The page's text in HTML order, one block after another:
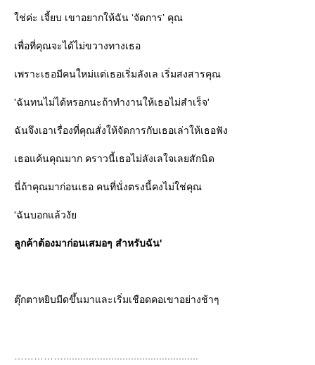
ช่ค่ะ เจี้ยบ เขาอยากให้ฉัน ‘จัดการ’ คุณ
เพื่อที่คุณจะได้ไม่ขวางทางเธอ
เพราะเธอมีคนใหม่แต่เธอเริ่มลังเล เริ่มสงสารคุณ
'ฉันทนไม่ได้หรอกนะถ้าทำงานให้เธอไม่สำเร็จ'
ฉันจึงเอาเรื่องที่คุณสั่งให้จัดการกับเธอเล่าให้เธอฟัง
เธอแค้นคุณมาก คราวนี้เธอไม่ลังเลใจเลยสักนิด
นี่ถ้าคุณมาก่อนเธอ คนที่นั่งตรงนี้คงไม่ใช่คุณ
'ฉันบอกแล้วงั
ลูกค้าต้องมาก่อนเสมอๆ สำหรับฉัน'
ตุ๊กตาหยิบมีดขึ้นมาและเริ่มเชือดคอเขาอย่างช้าๆ